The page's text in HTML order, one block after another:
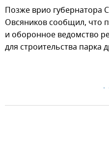
Позже врио губернатора
Овсяников сообщил, что
и оборонное ведомство
для строительства парка